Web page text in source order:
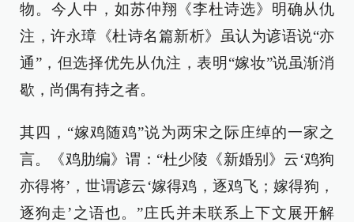
物。今人中，如苏仲翔《李杜诗选》明确从仇
注，许永璋《杜诗名篇新析》虽认为谚语说“亦
通”，但选择优先从仇注，表明“嫁妆”说虽渐消
歇，尚偶有持之者。
其四，“嫁鸡随鸡”说为两宋之际庄绰的一家之
言。《鸡肋编》谓：“杜少陵《新婚别》云‘鸡狗
亦得将’，世谓谚云‘嫁得鸡，逐鸡飞；嫁得狗，
逐狗走’之语也。”庄氏并未联系上下文展开解